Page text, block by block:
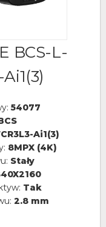
BCS-L-
54077
Ai1(3)
8MPX (4K)
Stały
Tak
2.8 mm